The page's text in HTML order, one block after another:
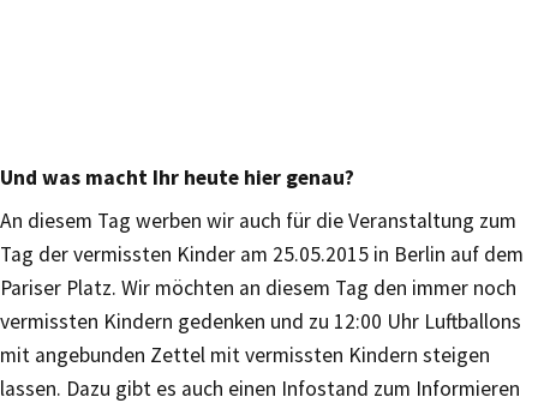
Und was macht Ihr heute hier genau?
An diesem Tag werben wir auch für die Veranstaltung zum
Tag der vermissten Kinder am 25.05.2015 in Berlin auf dem
Pariser Platz. Wir möchten an diesem Tag den immer noch
vermissten Kindern gedenken und zu 12:00 Uhr Luftballons
mit angebunden Zettel mit vermissten Kindern steigen
lassen. Dazu gibt es auch einen Infostand zum Informieren